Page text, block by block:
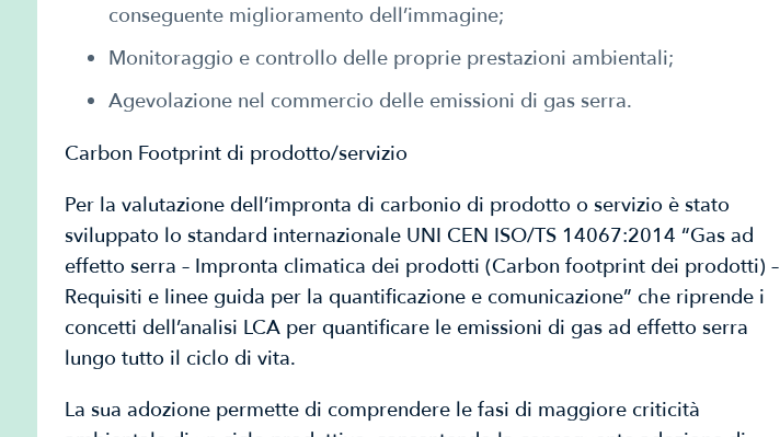
conseguente miglioramento dell’immagine;
Monitoraggio e controllo delle proprie prestazioni ambientali;
Agevolazione nel commercio delle emissioni di gas serra.
Carbon Footprint di prodotto/servizio
Per la valutazione dell’impronta di carbonio di prodotto o servizio è stato
sviluppato lo standard internazionale UNI CEN ISO/TS 14067:2014 “Gas ad
effetto serra – Impronta climatica dei prodotti (Carbon footprint dei prodotti) –
Requisiti e linee guida per la quantificazione e comunicazione” che riprende i
concetti dell’analisi LCA per quantificare le emissioni di gas ad effetto serra
lungo tutto il ciclo di vita.
La sua adozione permette di comprendere le fasi di maggiore criticità